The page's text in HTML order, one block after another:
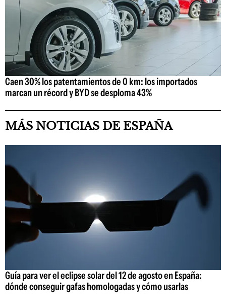
Caen 30% los patentamientos de 0 km: los importados
marcan un récord y BYD se desploma 43%
MÁS NOTICIAS DE ESPAÑA
Guía para ver el eclipse solar del 12 de agosto en España:
dónde conseguir gafas homologadas y cómo usarlas